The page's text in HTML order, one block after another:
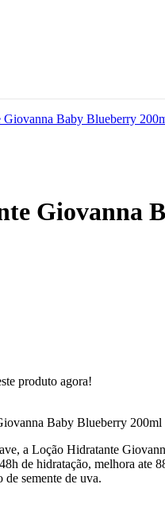
Giovanna
produto agora!
Baby Blueberry 200ml
a Loção Hidratante
de hidratação, melhora ate
semente de uva.